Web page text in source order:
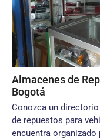
Almacenes de
Bogotá
Conozca un
de repuestos para
encuentra organizado